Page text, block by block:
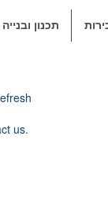
תכנון ובנייה
us.